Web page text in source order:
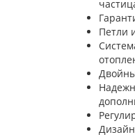
Петли